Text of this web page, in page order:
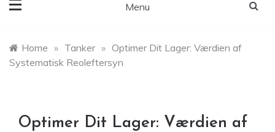
Menu
Home » Tanker » Optimer Dit Lager: Værdien af
Systematisk Reoleftersyn
Optimer Dit Lager: Værdien af